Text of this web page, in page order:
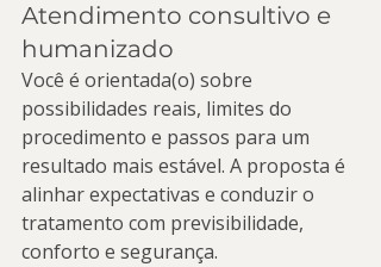
Atendimento consultivo e
humanizado
Você é orientada(o) sobre
possibilidades reais, limites do
procedimento e passos para um
resultado mais estável. A proposta é
alinhar expectativas e conduzir o
tratamento com previsibilidade,
conforto e segurança.